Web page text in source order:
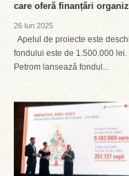
care oferă finanțări
26 Iun 2025
Apelul de proiecte este
fondului este de 1.500.000
Petrom lansează fondul...